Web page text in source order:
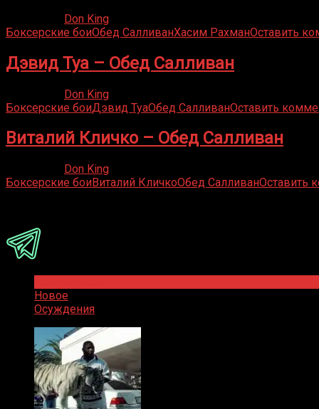
Don King
Боксерские боиОбед СалливанХасим РахманОставить
Дэвид Туа – Обед Салливан
Don King
Боксерские боиДэвид ТуаОбед СалливанОставить
Виталий Кличко – Обед Салливан
Don King
Боксерские боиВиталий КличкоОбед СалливанОставить
Новое
Осуждения